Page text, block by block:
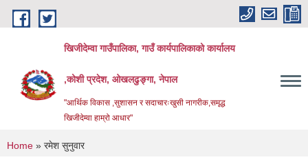
Skip to main content
खिजीदेम्वा गाउँपालिका, गाउँ कार्यपालिकाको कार्यालय
,कोशी प्रदेश, ओखलढुङ्गा, नेपाल
"आर्थिक विकास ,सुशासन र सदाचारःखुसी नागरीक,समृद्ध
खिजीदेम्वा हाम्रो आधार"
You are here
Home » रमेश सुनुवार